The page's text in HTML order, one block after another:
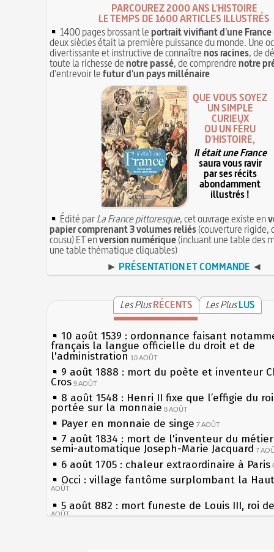
PARCOUREZ 2000 ANS L'HISTOIRE
LE TEMPS DE 1600 ARTICLES ILLUSTRÉS
1400 pages brossant leportrait vivifiant d'une France
deux siècles était la première puissance du monde. Une
divertissante et instructive de connaîtrenos racines, de
toute la richesse denotre passé, de comprendrenotre
d'entrevoir lefutur d'un pays millénaire
QUE VOUS SOYEZ
UN SIMPLE
CURIEUX
OU UN FÉRU
D'HISTOIRE,
Il était une France
saura vous ravir
par ses récits
abondamment
illustrés !
Édité parLa France pittoresque, cet ouvrage existe en
papier comprenant 3 volumes reliés(couverture rigide,
cousu) ET enversion numérique(incluant une table des
une table thématique cliquables)
► PRÉSENTATION ET COMMANDE ◄
Les PlusRÉCENTS Les PlusLUS
10 août 1539 : ordonnance faisant
français la langue officielle du droit et de
l'administration 10 AOÛT
9 août 1888 : mort du poète et inventeur
Cros 9 AOÛT
8 août 1548 : Henri II fixe que l’effigie du
portée sur la monnaie 8 AOÛT
Payer en monnaie de singe 7 AOÛT
7 août 1834 : mort de l'inventeur du
semi-automatique Joseph-Marie Jacquard 7
6 août 1705 : chaleur extraordinaire à Paris
Occi : village fantôme surplombant la
AOÛT
5 août 882 : mort funeste de Louis III, roi
AOÛT